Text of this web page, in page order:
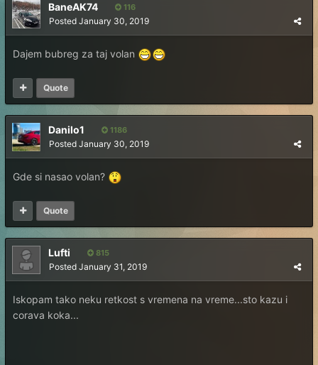
BaneAK74 116
Posted January 30, 2019
Dajem bubreg za taj volan
Quote
Danilo1 1186
Posted January 30, 2019
Gde si nasao volan?
Quote
Lufti 815
Posted January 31, 2019
Iskopam tako neku retkost s vremena na vreme...sto kazu i
corava koka...